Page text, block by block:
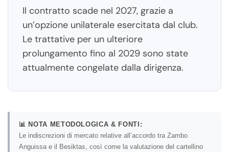
Il contratto scade nel 2027, grazie a
un’opzione unilaterale esercitata dal club.
Le trattative per un ulteriore
prolungamento fino al 2029 sono state
attualmente congelate dalla dirigenza.
📊 NOTA METODOLOGICA & FONTI:
Le indiscrezioni di mercato relative all’accordo tra Zambo
Anguissa e il Besiktas, così come la valutazione del cartellino